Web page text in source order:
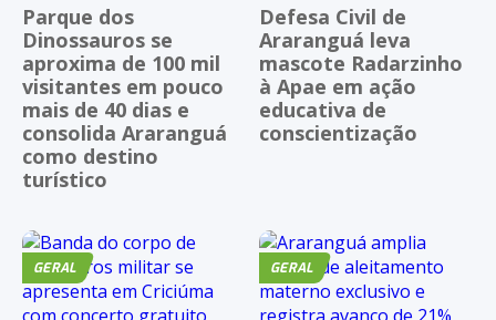
Parque dos
Dinossauros se
aproxima de 100 mil
visitantes em pouco
mais de 40 dias e
consolida Araranguá
como destino
turístico
Defesa Civil de
Araranguá leva
mascote Radarzinho
à Apae em ação
educativa de
conscientização
GERAL GERAL